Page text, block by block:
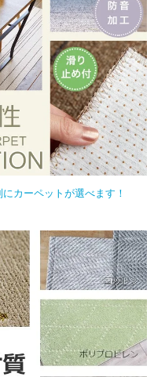
にカーペットが選べます！